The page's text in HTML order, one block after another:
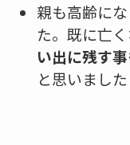
親も高齢に
た。既に亡
い出に残す
と思いました